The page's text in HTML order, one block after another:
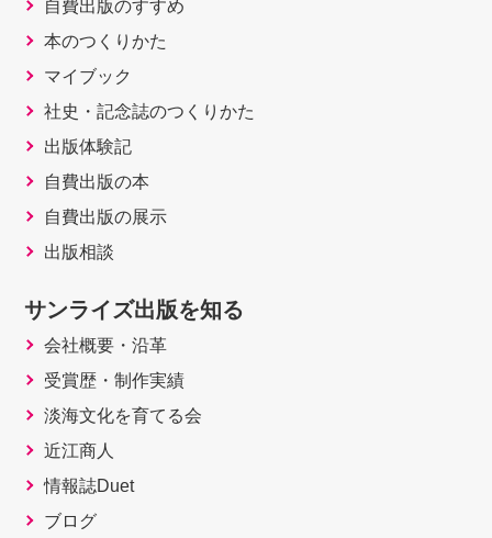
自費出版のすすめ
本のつくりかた
マイブック
社史・記念誌のつくりかた
出版体験記
自費出版の本
自費出版の展示
出版相談
サンライズ出版を知る
会社概要・沿革
受賞歴・制作実績
淡海文化を育てる会
近江商人
情報誌Duet
ブログ